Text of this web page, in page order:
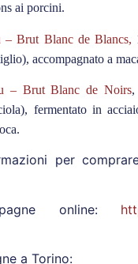
ai porcini.
– Brut Blanc de Blancs,
accompagnato a
– Brut Blanc de Noirs,
fermentato in
per
online:
a Torino: